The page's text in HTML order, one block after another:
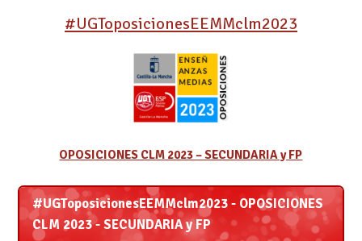
#UGToposicionesEEMMclm2023
OPOSICIONES CLM 2023 – SECUNDARIA y FP
#UGToposicionesEEMMclm2023 - OPOSICIONES
CLM 2023 - SECUNDARIA y FP